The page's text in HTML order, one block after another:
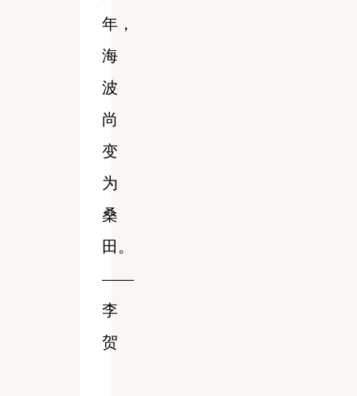
年，
海
波
尚
变
为
桑
田。
——
李
贺